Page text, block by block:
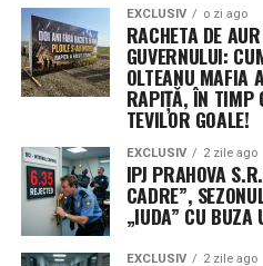
Senatul urmează să voteze
săptămână, înainte de
Camera Reprezentanților,
propria variantă pe 21 iulie.
fie unificate, fie una dintre
varianta celeilalte, pentru ca
masa președintelui Donald
Președinta Comisiei de buget
descris rezoluția drept „un
EXCLUSIV o zi ago
RACHETA DE
GUVERNULUI:
OLTEANU MAFIA
RAPIȚĂ, ÎN TIMP
TEVILOR GOALE!
EXCLUSIV 2 zile ago
IPJ PRAHOVA
CADRE”,
„IUDA” CU BUZA
EXCLUSIV 2 zile ago